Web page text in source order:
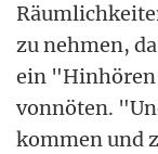
zu nehmen,
ein "Hinhören
vonnöten.
kommen und